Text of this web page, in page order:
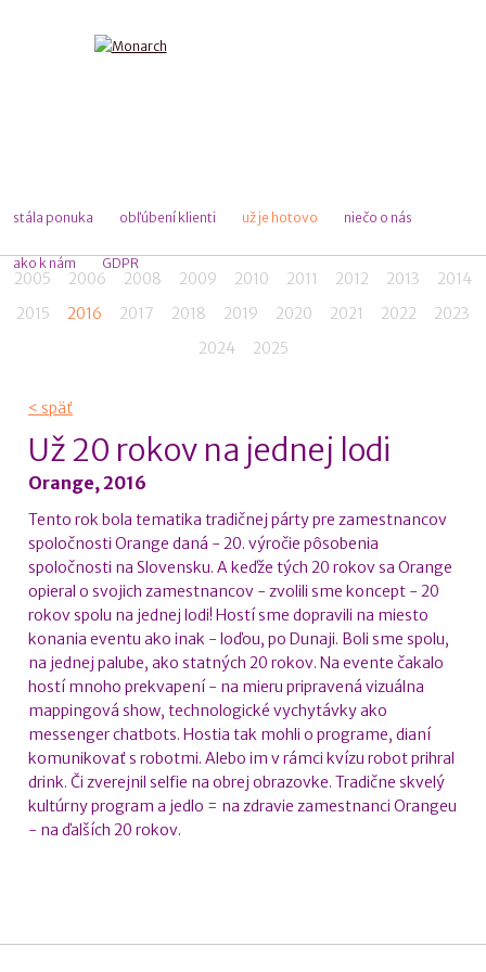
stála ponuka obľúbení klienti už je hotovo niečo o nás
ako k nám GDPR
2005 2006 2008 2009 2010 2011 2012 2013
2014
2015
2016 2017 2018 2019 2020 2021 2022
2023
2024
2025
< späť
Už 20 rokov na jednej lodi
Orange, 2016
Tento rok bola tematika tradičnej párty pre zamestnancov
spoločnosti Orange daná - 20. výročie pôsobenia
spoločnosti na Slovensku. A keďže tých 20 rokov sa Orange
opieral o svojich zamestnancov - zvolili sme koncept - 20
rokov spolu na jednej lodi! Hostí sme dopravili na miesto
konania eventu ako inak - loďou, po Dunaji. Boli sme spolu,
na jednej palube, ako statných 20 rokov. Na evente čakalo
hostí mnoho prekvapení - na mieru pripravená vizuálna
mappingová show, technologické vychytávky ako
messenger chatbots. Hostia tak mohli o programe, dianí
komunikovať s robotmi. Alebo im v rámci kvízu robot prihral
drink. Či zverejnil selfie na obrej obrazovke. Tradične skvelý
kultúrny program a jedlo = na zdravie zamestnanci Orangeu
- na ďalších 20 rokov.